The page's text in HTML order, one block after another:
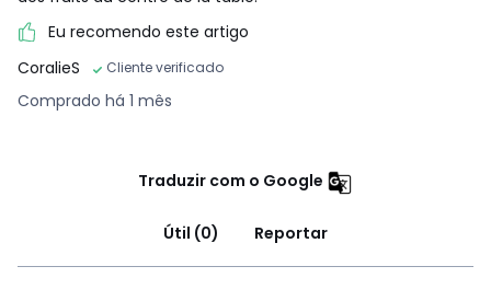
Eu recomendo este artigo
CoralieS
Cliente verificado
Comprado há 1 mês
Traduzir com o Google
Útil (0) Reportar